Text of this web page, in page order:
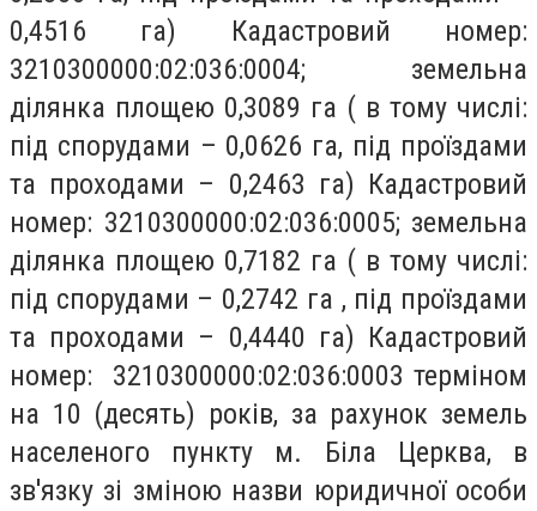
0,4516 га) Кадастровий номер:
3210300000:02:036:0004; земельна
ділянка площею 0,3089 га ( в тому числі:
під спорудами – 0,0626 га, під проїздами
та проходами – 0,2463 га) Кадастровий
номер: 3210300000:02:036:0005; земельна
ділянка площею 0,7182 га ( в тому числі:
під спорудами – 0,2742 га , під проїздами
та проходами – 0,4440 га) Кадастровий
номер: 3210300000:02:036:0003 терміном
на 10 (десять) років, за рахунок земель
населеного пункту м. Біла Церква, в
зв'язку зі зміною назви юридичної особи